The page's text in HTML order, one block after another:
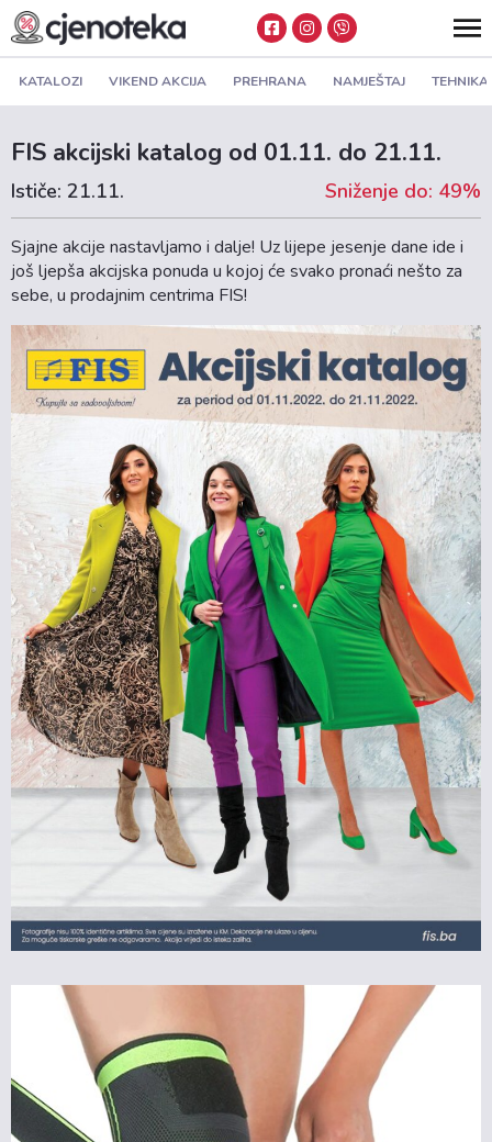
KATALOZI VIKEND AKCIJA PREHRANA NAMJEŠTAJ TEHNIKA
FIS akcijski katalog od 01.11. do 21.11.
Ističe: 21.11. Sniženje do: 49%
Sjajne akcije nastavljamo i dalje! Uz lijepe jesenje dane ide i
još ljepša akcijska ponuda u kojoj će svako pronaći nešto za
sebe, u prodajnim centrima FIS!